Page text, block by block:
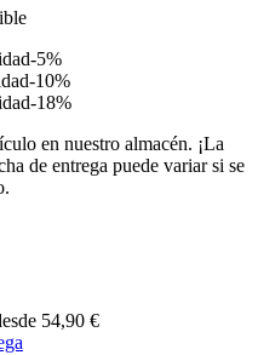
-5%
-10%
-18%
en nuestro almacén. ¡La
de entrega puede variar si se
54,90 €